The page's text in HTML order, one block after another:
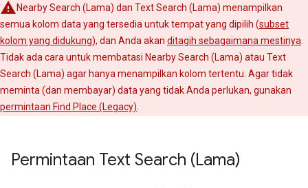
Nearby Search (Lama) dan Text Search (Lama) menampilkan
semua kolom data yang tersedia untuk tempat yang dipilih (subset
kolom yang didukung), dan Anda akan ditagih sebagaimana mestinya
Tidak ada cara untuk membatasi Nearby Search (Lama) atau Text
Search (Lama) agar hanya menampilkan kolom tertentu. Agar tidak
meminta (dan membayar) data yang tidak Anda perlukan, gunakan
permintaan Find Place (Legacy)
Permintaan Text Search (Lama)